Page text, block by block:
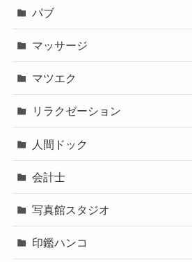
パブ
マッサージ
マツエク
リラクゼーション
人間ドック
会計士
写真館スタジオ
印鑑ハンコ